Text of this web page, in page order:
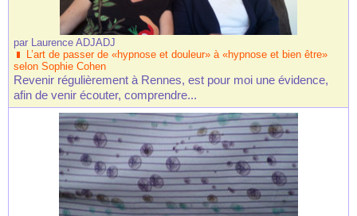
par Laurence ADJADJ
L’art de passer de «hypnose et douleur» à «hypnose et bien être»
selon Sophie Cohen
Revenir régulièrement à Rennes, est pour moi une évidence,
afin de venir écouter, comprendre...